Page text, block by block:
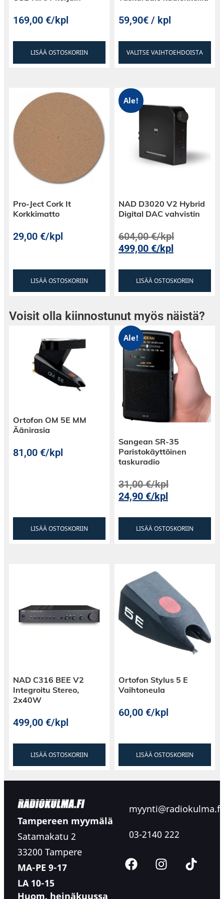
169,00€/kpl
LISÄÄ OSTOSKORIIN
59,90€ / kpl
VALITSE VAIHTOEHDOISTA
Pro-Ject Cork It
Korkkimatto
29,00€/kpl
LISÄÄ OSTOSKORIIN
Ale!
NAD D3020 V2 Hybrid
Digital DAC vahvistin
604,00€/kpl
499,00€/kpl
LISÄÄ OSTOSKORIIN
Voisit olla kiinnostunut myös näistä?
Ortofon OM 5E MM
Äänirasia
81,00€/kpl
LISÄÄ OSTOSKORIIN
Ale!
Sangean SR-35
Paristokäyttöinen
taskuradio
31,00€/kpl
24,90€/kpl
LISÄÄ OSTOSKORIIN
NAD C316 BEE V2
Integroitu Stereo,
2x40W
499,00€/kpl
LISÄÄ OSTOSKORIIN
Ortofon Stylus 5 E
Vaihtoneula
60,00€/kpl
LISÄÄ OSTOSKORIIN
Tampereen myymälä
Satamakatu 2
33200 Tampere
MA-PE 9-17
LA 10-15
Huom. heinäkuussa
myynti@radiokulma.fi
03-2140 222